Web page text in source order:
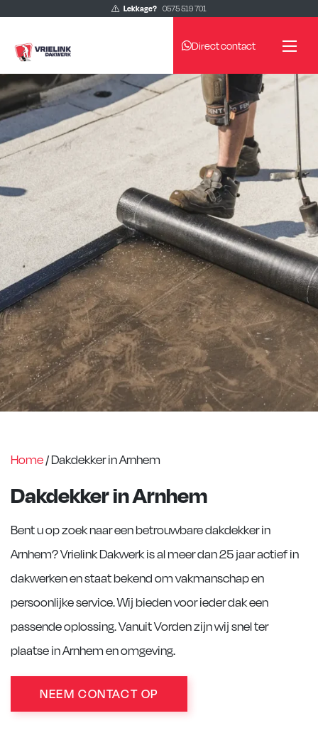
Lekkage? 0575 519 701
Direct contact
Home/Dakdekker in Arnhem
Dakdekker in Arnhem
Bent u op zoek naar een betrouwbare dakdekker in
Arnhem? Vrielink Dakwerk is al meer dan 25 jaar actief in
dakwerken en staat bekend om vakmanschap en
persoonlijke service. Wij bieden voor ieder dak een
passende oplossing. Vanuit Vorden zijn wij snel ter
plaatse in Arnhem en omgeving.
NEEM CONTACT OP